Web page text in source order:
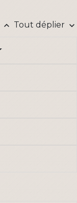
keyboard_arrow_up Tout déplier keyboard_arrow_down